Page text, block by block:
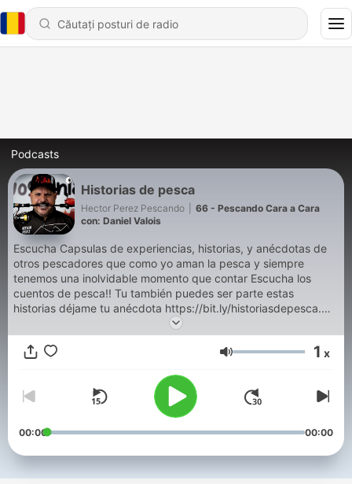
Podcasts
Historias de pesca
Hector Perez Pescando
66 - Pescando Cara a Cara
con: Daniel Valois
Escucha Capsulas de experiencias, historias, y anécdotas de
otros pescadores que como yo aman la pesca y siempre
tenemos una inolvidable momento que contar Escucha los
cuentos de pesca!! Tu también puedes ser parte estas
historias déjame tu anécdota https://bit.ly/historiasdepesca.
Recuerda que puedes seguirme en las redes sociales
@hectorperezpescando
www.instagram.com/hectorperezpescando PARTICIPA EN EL
Volum 1 x
00:00 00:00